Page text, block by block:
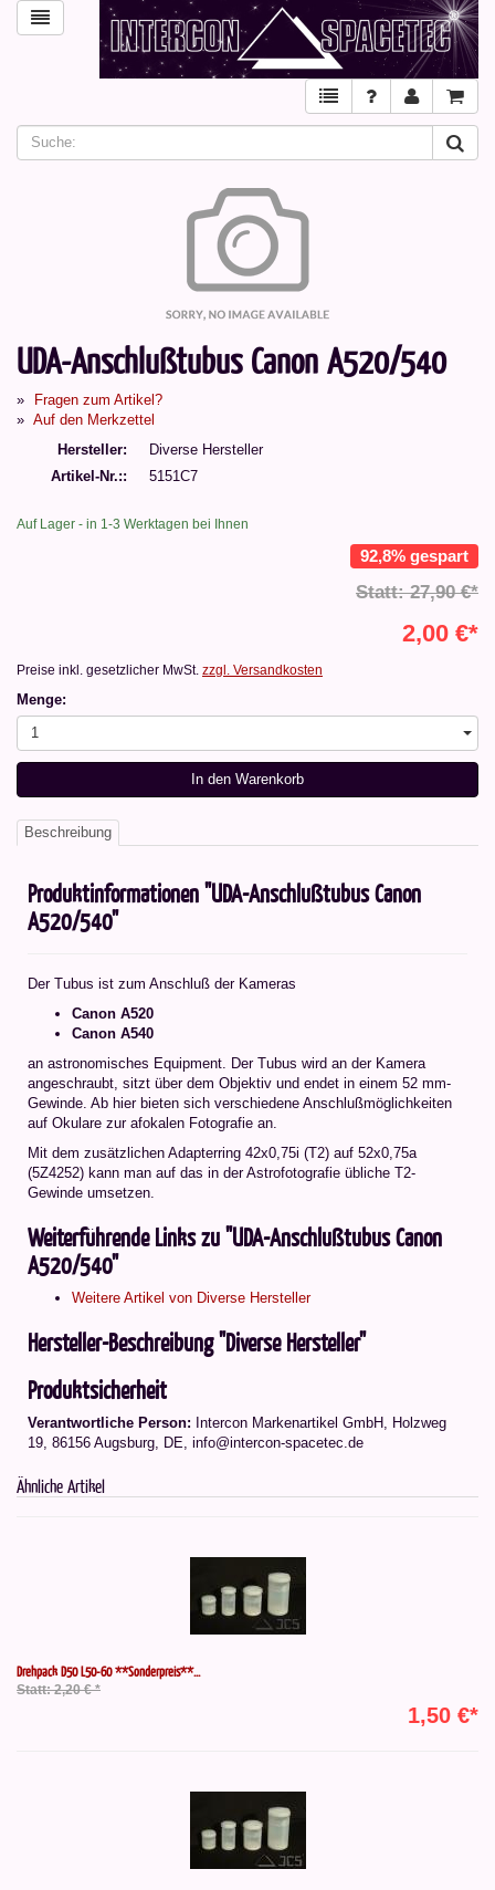
UDA-Anschlußtubus Canon A520/540
Fragen zum Artikel?
Auf den Merkzettel
Hersteller
Diverse Hersteller
Artikel-Nr.:
5151C7
Auf Lager - in 1-3 Werktagen bei Ihnen
92,8% gespart
Statt: 27,90 €*
2,00 €*
Preise inkl. gesetzlicher MwSt. zzgl. Versandkosten
Menge:
1
In den Warenkorb
Beschreibung
Produktinformationen "UDA-Anschlußtubus Canon
A520/540"
Der Tubus ist zum Anschluß der Kameras
Canon A520
Canon A540
an astronomisches Equipment. Der Tubus wird an der Kamera
angeschraubt, sitzt über dem Objektiv und endet in einem 52 mm-
Gewinde. Ab hier bieten sich verschiedene Anschlußmöglichkeiten
auf Okulare zur afokalen Fotografie an.
Mit dem zusätzlichen Adapterring 42x0,75i (T2) auf 52x0,75a
(5Z4252) kann man auf das in der Astrofotografie übliche T2-
Gewinde umsetzen.
Weiterführende Links zu "UDA-Anschlußtubus Canon
A520/540"
Weitere Artikel von Diverse Hersteller
Hersteller-Beschreibung "Diverse Hersteller"
Produktsicherheit
Verantwortliche Person: Intercon Markenartikel GmbH, Holzweg
19, 86156 Augsburg, DE, info@intercon-spacetec.de
Ähnliche Artikel
Drehpack D50 L50-60 **Sonderpreis**...
Statt: 2,20 € *
1,50 €*